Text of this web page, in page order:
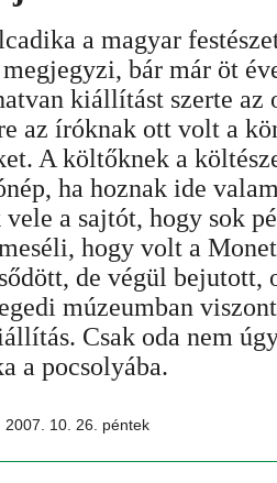
a magyar
bár már öt
kiállítást szerte az
az íróknak ott volt a
A költőknek a
ha hoznak ide
a sajtót, hogy sok
hogy volt a
de végül bejutott,
múzeumban
Csak oda nem
a pocsolyába.
2007. 10. 26. péntek